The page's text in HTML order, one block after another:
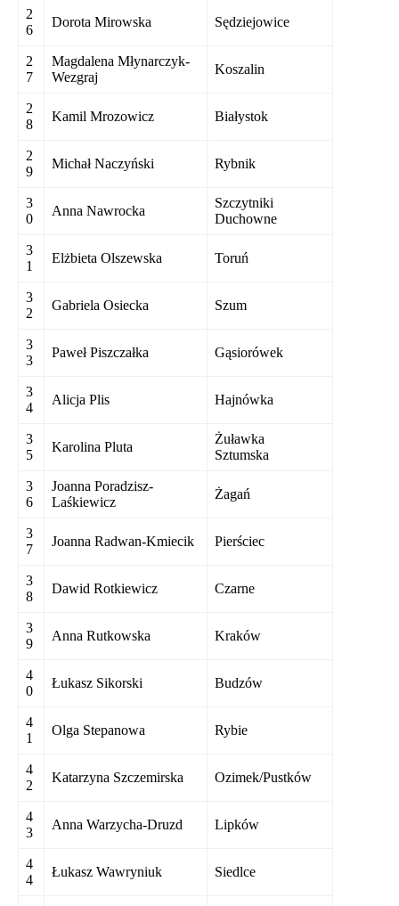
2
6
Dorota Mirowska Sędziejowice
2
7
Magdalena Młynarczyk-
Wezgraj
Koszalin
2
8
Kamil Mrozowicz Białystok
2
9
Michał Naczyński Rybnik
3
0
Anna Nawrocka
Szczytniki
Duchowne
3
1
Elżbieta Olszewska Toruń
3
2
Gabriela Osiecka Szum
3
3
Paweł Piszczałka Gąsiorówek
3
4
Alicja Plis Hajnówka
3
5
Karolina Pluta
Żuławka
Sztumska
3
6
Joanna Poradzisz-
Laśkiewicz
Żagań
3
7
Joanna Radwan-Kmiecik Pierściec
3
8
Dawid Rotkiewicz Czarne
3
9
Anna Rutkowska Kraków
4
0
Łukasz Sikorski Budzów
4
1
Olga Stepanowa Rybie
4
2
Katarzyna Szczemirska Ozimek/Pustków
4
3
Anna Warzycha-Druzd Lipków
4
4
Łukasz Wawryniuk Siedlce